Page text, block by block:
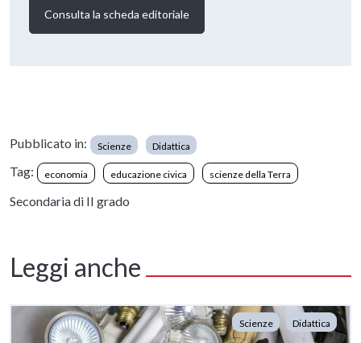
Consulta la scheda editoriale
Pubblicato in: Scienze Didattica
Tag: economia educazione civica scienze della Terra
Secondaria di II grado
Leggi anche
Scienze Didattica